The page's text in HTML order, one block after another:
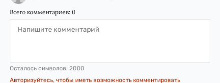
Всего комментариев: 0
Осталось символов: 2000
Авторизуйтесь, чтобы иметь возможность комментировать